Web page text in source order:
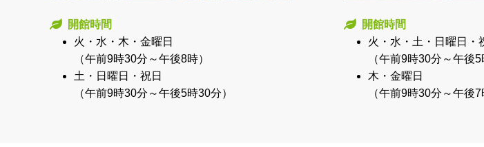
開館時間
火・水・木・金曜日
（午前9時30分～午後8時）
土・日曜日・祝日
（午前9時30分～午後5時30分）
開館時間
火・水・土・日曜日・
（午前9時30分～午後5
木・金曜日
（午前9時30分～午後7